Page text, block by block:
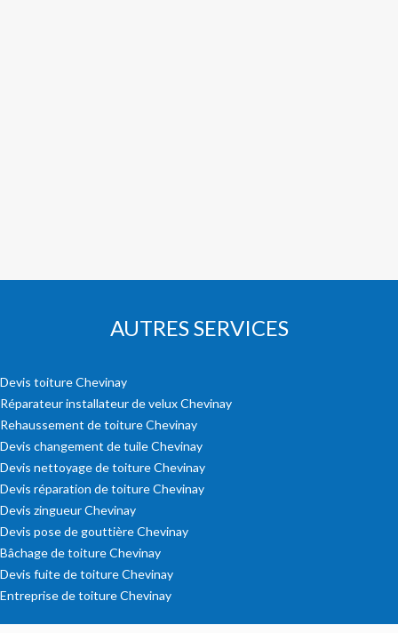
AUTRES SERVICES
Devis toiture Chevinay
Réparateur installateur de velux Chevinay
Rehaussement de toiture Chevinay
Devis changement de tuile Chevinay
Devis nettoyage de toiture Chevinay
Devis réparation de toiture Chevinay
Devis zingueur Chevinay
Devis pose de gouttière Chevinay
Bâchage de toiture Chevinay
Devis fuite de toiture Chevinay
Entreprise de toiture Chevinay